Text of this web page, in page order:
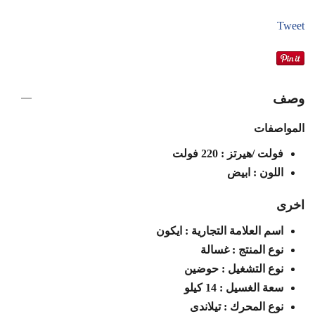
Tweet
وصف
المواصفات
فولت /هيرتز : 220 فولت
اللون : ابيض
اخرى
اسم العلامة التجارية : ايكون
نوع المنتج : غسالة
نوع التشغيل : حوضين
سعة الغسيل : 14 كيلو
نوع المحرك : تيلاندى